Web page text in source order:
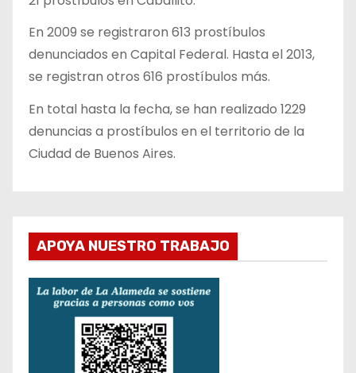
En 2009 se registraron 613 prostíbulos
denunciados en Capital Federal. Hasta el 2013,
se registran otros 616 prostíbulos más.
En total hasta la fecha, se han realizado 1229
denuncias a prostíbulos en el territorio de la
Ciudad de Buenos Aires.
APOYA NUESTRO TRABAJO